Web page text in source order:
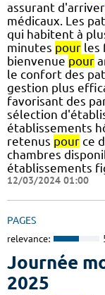
assurant
médicaux. Les
qui habitent à
minutes pour les
bienvenue pour
le confort des
gestion plus
favorisant des
sélection
établissements
retenus pour ce
chambres
établissements
12/03/2024 01:00
PAGES
relevance:
Journée
2025